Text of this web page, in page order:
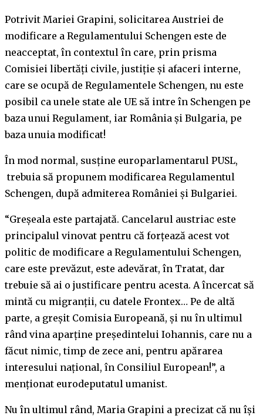
Potrivit Mariei Grapini, solicitarea Austriei de
modificare a Regulamentului Schengen este de
neacceptat, în contextul în care, prin prisma
Comisiei libertăți civile, justiție și afaceri interne,
care se ocupă de Regulamentele Schengen, nu este
posibil ca unele state ale UE să intre în Schengen pe
baza unui Regulament, iar România și Bulgaria, pe
baza unuia modificat!
În mod normal, susține europarlamentarul PUSL,
trebuia să propunem modificarea Regulamentul
Schengen, după admiterea României și Bulgariei.
“Greșeala este partajată. Cancelarul austriac este
principalul vinovat pentru că forțează acest vot
politic de modificare a Regulamentului Schengen,
care este prevăzut, este adevărat, în Tratat, dar
trebuie să ai o justificare pentru acesta. A încercat să
mintă cu migranții, cu datele Frontex… Pe de altă
parte, a greșit Comisia Europeană, și nu în ultimul
rând vina aparține președintelui Iohannis, care nu a
făcut nimic, timp de zece ani, pentru apărarea
interesului național, în Consiliul European!”, a
menționat eurodeputatul umanist.
Nu în ultimul rând, Maria Grapini a precizat că nu își